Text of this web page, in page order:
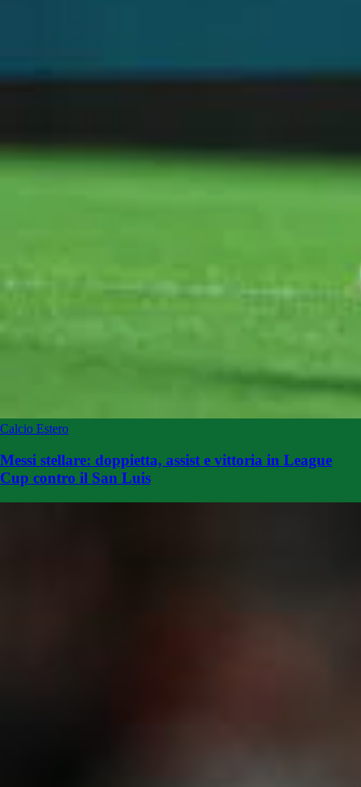
Calcio Estero
Messi stellare: doppietta, assist e vittoria in League
Cup contro il San Luis